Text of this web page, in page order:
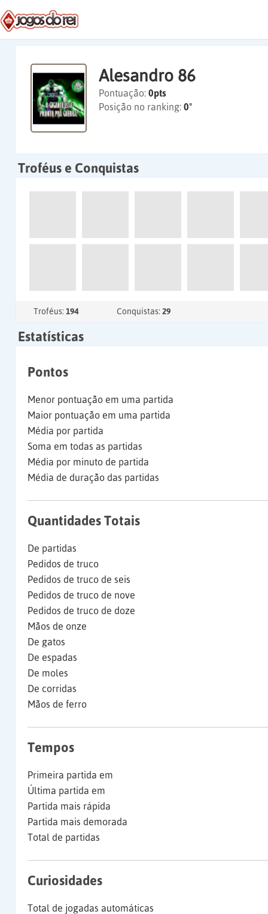
Alesandro 86
Pontuação: 0pts
Posição no ranking: 0º
Troféus e Conquistas
Troféus: 194 Conquistas: 29
Estatísticas
Pontos
Menor pontuação em uma partida
Maior pontuação em uma partida
Média por partida
Soma em todas as partidas
Média por minuto de partida
Média de duração das partidas
Quantidades Totais
De partidas
Pedidos de truco
Pedidos de truco de seis
Pedidos de truco de nove
Pedidos de truco de doze
Mãos de onze
De gatos
De espadas
De moles
De corridas
Mãos de ferro
Tempos
Primeira partida em
Última partida em
Partida mais rápida
Partida mais demorada
Total de partidas
Curiosidades
Total de jogadas automáticas